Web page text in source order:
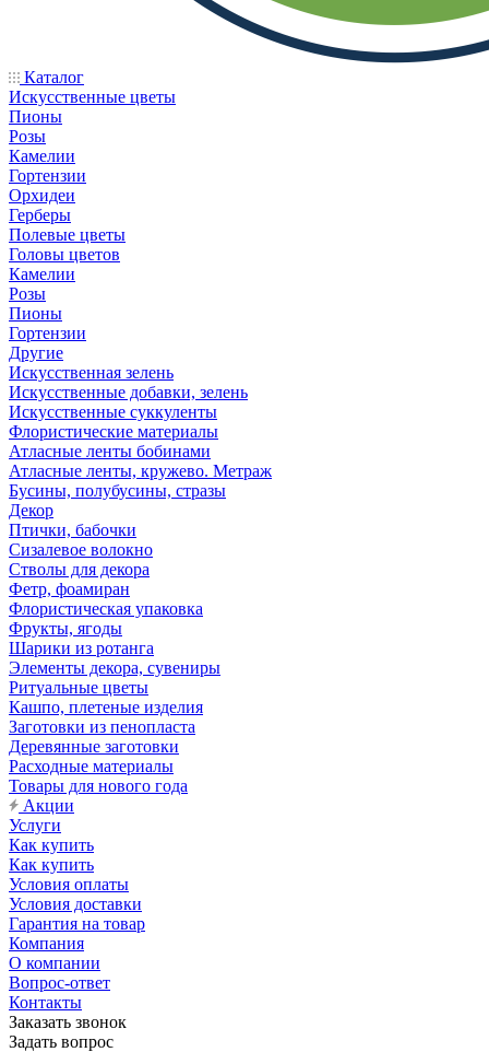
Каталог
Искусственные цветы
Пионы
Розы
Камелии
Гортензии
Орхидеи
Герберы
Полевые цветы
Головы цветов
Камелии
Розы
Пионы
Гортензии
Другие
Искусственная зелень
Искусственные добавки, зелень
Искусственные суккуленты
Флористические материалы
Атласные ленты бобинами
Атласные ленты, кружево. Метраж
Бусины, полубусины, стразы
Декор
Птички, бабочки
Сизалевое волокно
Стволы для декора
Фетр, фоамиран
Флористическая упаковка
Фрукты, ягоды
Шарики из ротанга
Элементы декора, сувениры
Ритуальные цветы
Кашпо, плетеные изделия
Заготовки из пенопласта
Деревянные заготовки
Расходные материалы
Товары для нового года
Акции
Услуги
Как купить
Как купить
Условия оплаты
Условия доставки
Гарантия на товар
Компания
О компании
Вопрос-ответ
Контакты
Заказать звонок
Задать вопрос